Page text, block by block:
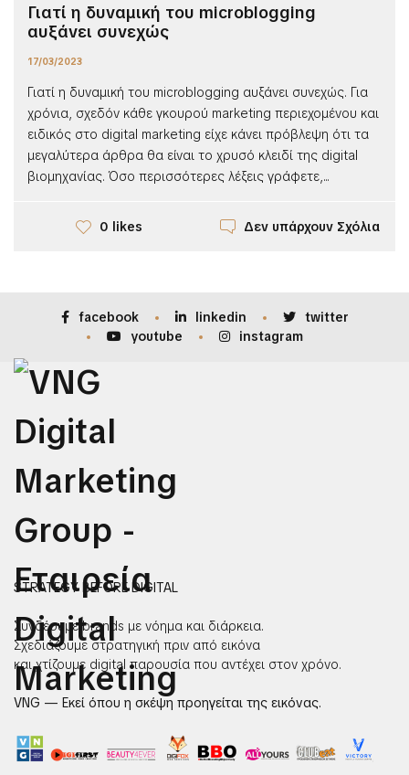
Γιατί η δυναμική του microblogging
αυξάνει συνεχώς
17/03/2023
Γιατί η δυναμική του microblogging αυξάνει συνεχώς. Για
χρόνια, σχεδόν κάθε γκουρού marketing περιεχομένου και
ειδικός στο digital marketing είχε κάνει πρόβλεψη ότι τα
μεγαλύτερα άρθρα θα είναι το χρυσό κλειδί της digital
βιομηχανίας. Όσο περισσότερες λέξεις γράφετε,...
0 likes Δεν υπάρχουν Σχόλια
facebook linkedin
twitter
youtube
instagram
STRATEGY BEFORE DIGITAL
Συνδέουμε brands με νόημα και διάρκεια.
Σχεδιάζουμε στρατηγική πριν από εικόνα
και χτίζουμε digital παρουσία που αντέχει στον χρόνο.
VNG — Εκεί όπου η σκέψη προηγείται της εικόνας.